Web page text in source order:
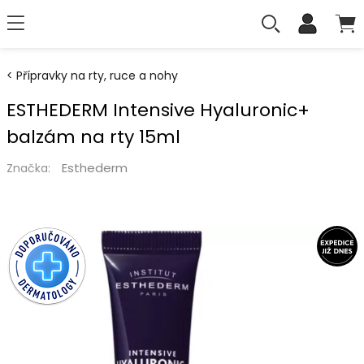
Přípravky na rty, ruce a nohy
ESTHEDERM Intensive Hyaluronic+
balzám na rty 15ml
Značka: Esthederm